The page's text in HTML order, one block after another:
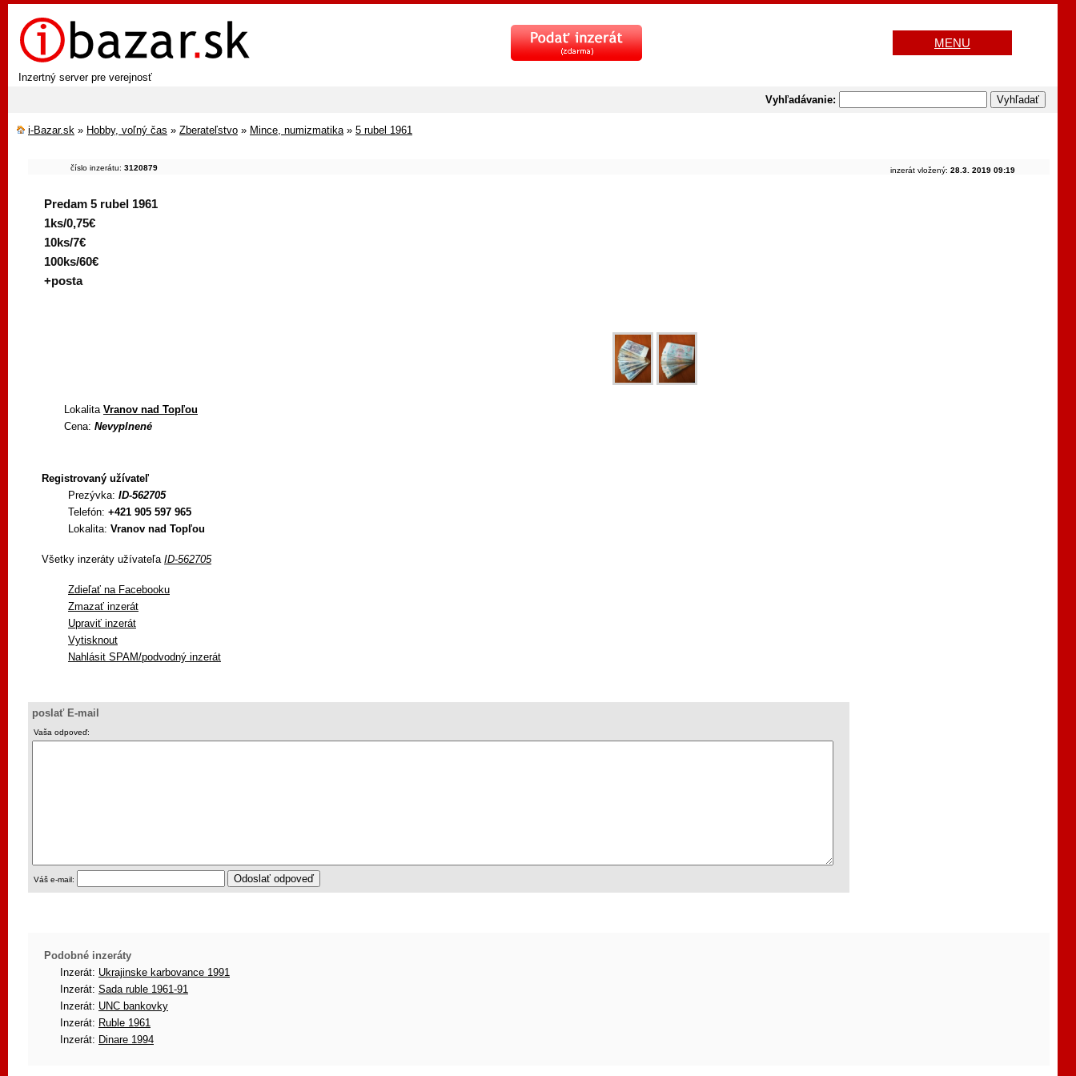
MENU
Inzertný server pre verejnosť
Vyhľadávanie:
i-Bazar.sk » Hobby, voľný čas » Zberateľstvo » Mince, numizmatika» 5 rubel 1961
číslo inzerátu: 3120879 inzerát vložený: 28.3. 2019 09:19
Predam 5 rubel 1961
1ks/0,75€
10ks/7€
100ks/60€
+posta
Lokalita Vranov nad Topľou
Cena: Nevyplnené
Registrovaný užívateľ
Prezývka: ID-562705
Telefón: +421 905 597 965
Lokalita: Vranov nad Topľou
Všetky inzeráty užívateľa ID-562705
Zdieľať na Facebooku
Zmazať inzerát
Upraviť inzerát
Vytisknout
Nahlásit SPAM/podvodný inzerát
poslať E-mail
Vaša odpoveď:
Váš e-mail:
Podobné inzeráty
Inzerát: Ukrajinske karbovance 1991
Inzerát: Sada ruble 1961-91
Inzerát: UNC bankovky
Inzerát: Ruble 1961
Inzerát: Dinare 1994